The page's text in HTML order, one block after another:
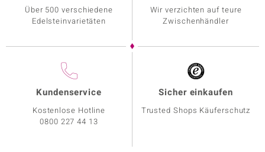
Über 500 verschiedene
Edelsteinvarietäten
Wir verzichten auf teure
Zwischenhändler
Kundenservice
Kostenlose Hotline
0800 227 44 13
Sicher einkaufen
Trusted Shops Käuferschutz